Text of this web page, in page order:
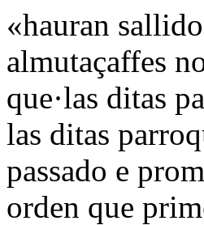
«hauran
almutaçaffes
que·las ditas
las ditas
passado e
orden que